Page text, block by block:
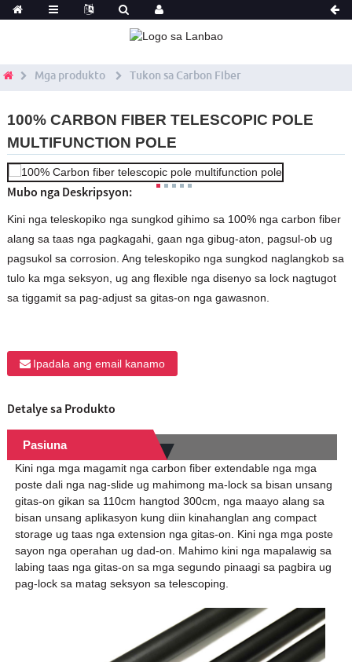
Mga produkto Tukon sa Carbon Fiber
100% CARBON FIBER TELESCOPIC POLE
MULTIFUNCTION POLE
Mubo nga Deskripsyon:
Kini nga teleskopiko nga sungkod gihimo sa 100% nga carbon fiber
alang sa taas nga pagkagahi, gaan nga gibug-aton, pagsul-ob ug
pagsukol sa corrosion. Ang teleskopiko nga sungkod naglangkob sa
tulo ka mga seksyon, ug ang flexible nga disenyo sa lock nagtugot
sa tiggamit sa pag-adjust sa gitas-on nga gawasnon.
Ipadala ang email kanamo
Detalye sa Produkto
Pasiuna
Kini nga mga magamit nga carbon fiber extendable nga mga
poste dali nga nag-slide ug mahimong ma-lock sa bisan unsang
gitas-on gikan sa 110cm hangtod 300cm, nga maayo alang sa
bisan unsang aplikasyon kung diin kinahanglan ang compact
storage ug taas nga extension nga gitas-on. Kini nga mga poste
sayon ​​nga operahan ug dad-on. Mahimo kini nga mapalawig sa
labing taas nga gitas-on sa mga segundo pinaagi sa pagbira ug
pag-lock sa matag seksyon sa telescoping.